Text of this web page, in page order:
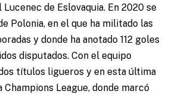
de Eslovaquia. En 2020 se
Polonia, en el que ha militado las
y donde ha anotado 112 goles
disputados. Con el equipo
títulos ligueros y en esta última
League, donde marcó